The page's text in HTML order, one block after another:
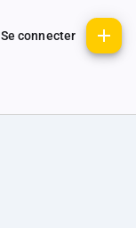
Se connecter